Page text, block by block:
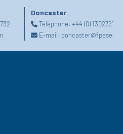
Doncaster
Téléphone:+44 (0)
E-mail: